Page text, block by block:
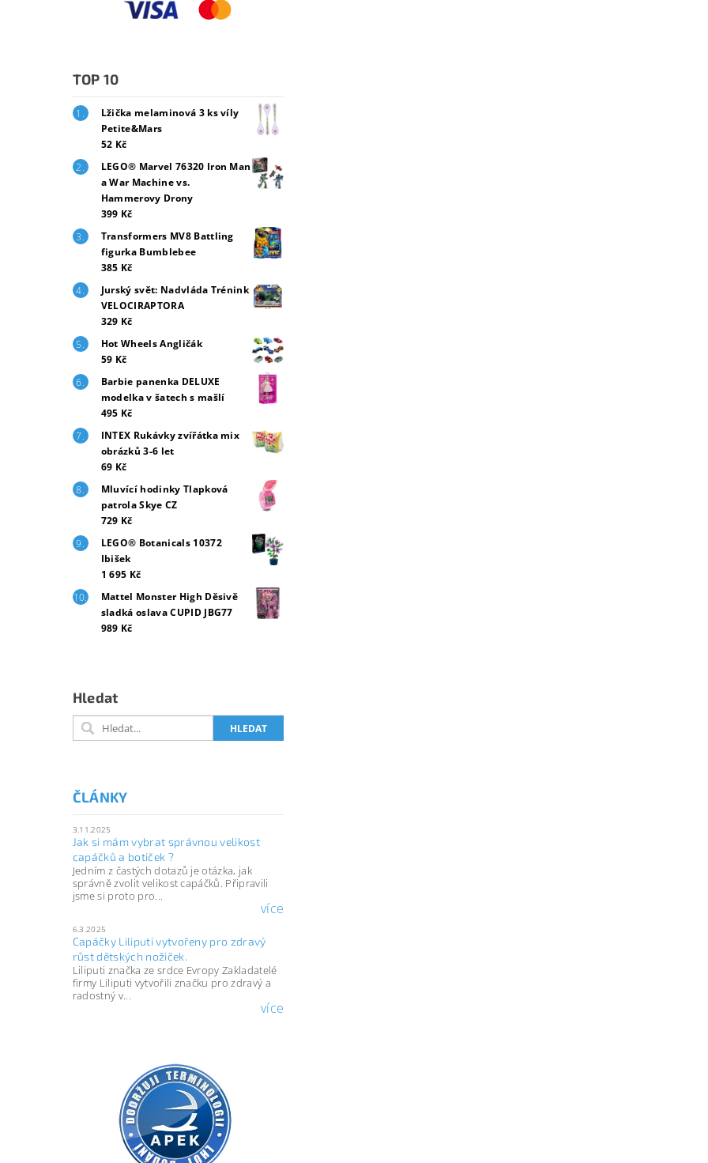
TOP 10
Lžička melaminová 3 ks víly
Petite&Mars
52 Kč
LEGO® Marvel 76320 Iron Man
a War Machine vs.
Hammerovy Drony
399 Kč
Transformers MV8 Battling
figurka Bumblebee
385 Kč
Jurský svět: Nadvláda Trénink
VELOCIRAPTORA
329 Kč
Hot Wheels Angličák
59 Kč
Barbie panenka DELUXE
modelka v šatech s mašlí
495 Kč
INTEX Rukávky zvířátka mix
obrázků 3-6 let
69 Kč
Mluvící hodinky Tlapková
patrola Skye CZ
729 Kč
LEGO® Botanicals 10372
Ibišek
1 695 Kč
Mattel Monster High Děsivě
sladká oslava CUPID JBG77
989 Kč
Hledat
ČLÁNKY
3.11.2025
Jak si mám vybrat správnou velikost
capáčků a botiček ?
Jedním z častých dotazů je otázka, jak
správně zvolit velikost capáčků. Připravili
jsme si proto pro...
více
6.3.2025
Capáčky Liliputi vytvořeny pro zdravý
růst dětských nožiček.
Liliputi značka ze srdce Evropy Zakladatelé
firmy Liliputi vytvořili značku pro zdravý a
radostný v...
více